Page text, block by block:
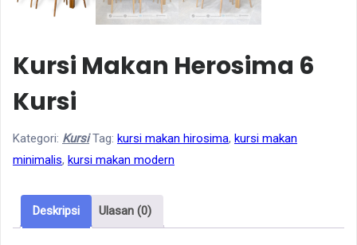
Kursi Makan Herosima 6
Kursi
Kategori: Kursi Tag: kursi makan hirosima, kursi makan
minimalis, kursi makan modern
Deskripsi Ulasan (0)